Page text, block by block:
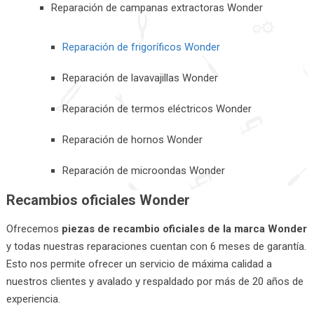
Reparación de campanas extractoras Wonder
Reparación de frigoríficos Wonder
Reparación de lavavajillas Wonder
Reparación de termos eléctricos Wonder
Reparación de hornos Wonder
Reparación de microondas Wonder
Recambios oficiales Wonder
Ofrecemos piezas de recambio oficiales de la marca Wonder
y todas nuestras reparaciones cuentan con 6 meses de garantía.
Esto nos permite ofrecer un servicio de máxima calidad a
nuestros clientes y avalado y respaldado por más de 20 años de
experiencia.